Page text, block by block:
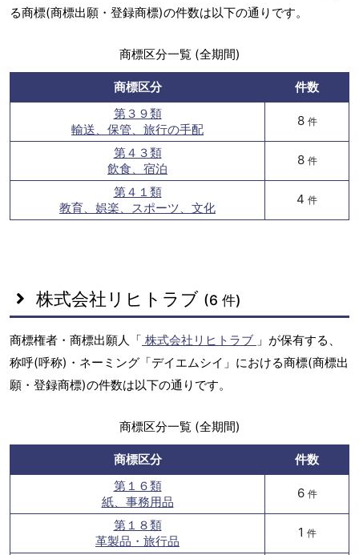
る商標(商標出願・登録商標)の件数は以下の通りです。
商標区分一覧 (全期間)
商標区分
件数
第３９類
輸送、保管、旅行の手配
8 件
第４３類
飲食、宿泊
8 件
第４１類
教育、娯楽、スポーツ、文化
4 件
株式会社リヒトラブ (6 件)
商標権者・商標出願人「 株式会社リヒトラブ 」が保有する、
称呼(呼称)・ネーミング「デイエムシイ」における商標(商標出
願・登録商標)の件数は以下の通りです。
商標区分一覧 (全期間)
商標区分
件数
第１６類
紙、事務用品
6 件
第１８類
革製品・旅行品
1 件